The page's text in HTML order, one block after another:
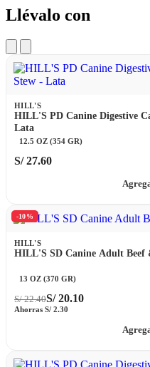
Llévalo con
HILL'S
HILL'S PD Canine Digestive
Lata
12.5 OZ (354 GR)
S/27.60
-10%
HILL'S
HILL'S SD Canine Adult Beef
13 OZ (370 GR)
S/22.40S/20.10
Ahorras S/ 2.30